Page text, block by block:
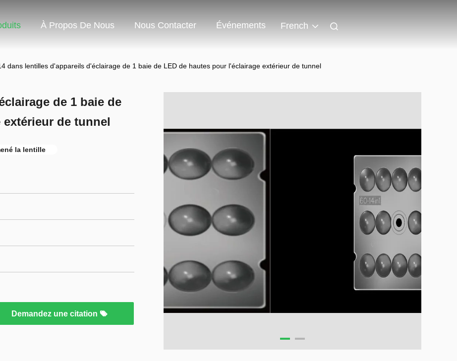
À Propos De Nous Nous Contacter Événements French
dans lentilles d'appareils d'éclairage de 1 baie de LED de hautes pour l'éclairage extérieur de tunnel
de 1 baie de
de tunnel
la lentille
Demandez une citation